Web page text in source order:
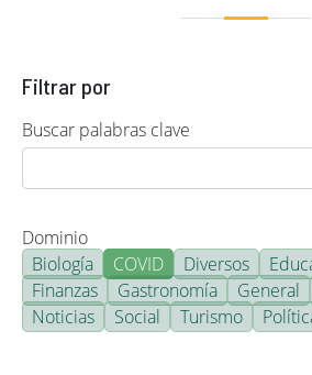
Filtrar por
Buscar palabras clave
Dominio
Biología
COVID Diversos
Finanzas
Gastronomía General
Noticias
Social Turismo